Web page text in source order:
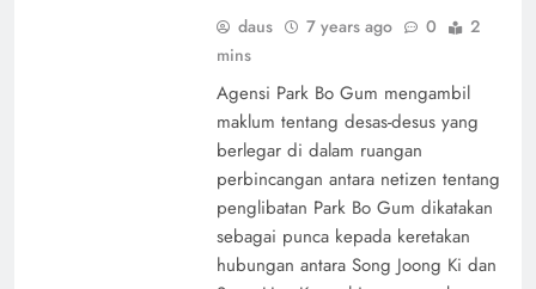
daus 7 years ago 0
2
mins
Agensi Park Bo Gum mengambil
maklum tentang desas-desus yang
berlegar di dalam ruangan
perbincangan antara netizen tentang
penglibatan Park Bo Gum dikatakan
sebagai punca kepada keretakan
hubungan antara Song Joong Ki dan